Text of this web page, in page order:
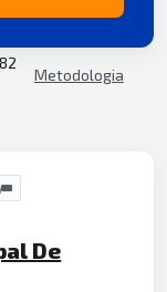
Metodologia
De